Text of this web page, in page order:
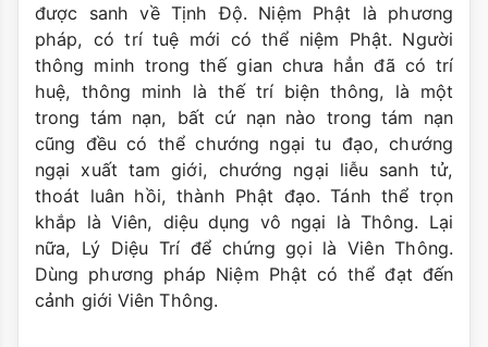
được sanh về Tịnh Độ. Niệm Phật là phương
pháp, có trí tuệ mới có thể niệm Phật. Người
thông minh trong thế gian chưa hẳn đã có trí
huệ, thông minh là thế trí biện thông, là một
trong tám nạn, bất cứ nạn nào trong tám nạn
cũng đều có thể chướng ngại tu đạo, chướng
ngại xuất tam giới, chướng ngại liễu sanh tử,
thoát luân hồi, thành Phật đạo. Tánh thể trọn
khắp là Viên, diệu dụng vô ngại là Thông. Lại
nữa, Lý Diệu Trí để chứng gọi là Viên Thông.
Dùng phương pháp Niệm Phật có thể đạt đến
cảnh giới Viên Thông.